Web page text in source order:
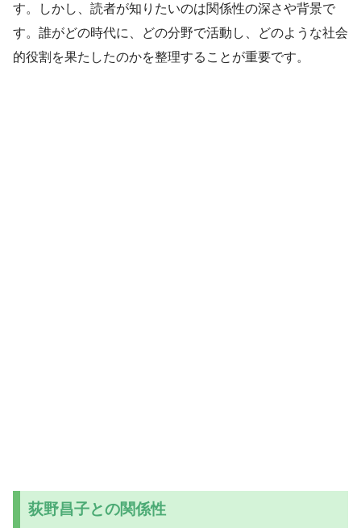
す。しかし、読者が知りたいのは関係性の深さや背景で
す。誰がどの時代に、どの分野で活動し、どのような社会
的役割を果たしたのかを整理することが重要です。
荻野昌子との関係性